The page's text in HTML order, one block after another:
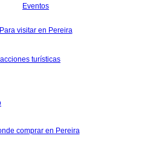
Eventos
Para visitar en Pereira
turísticas
comprar en Pereira